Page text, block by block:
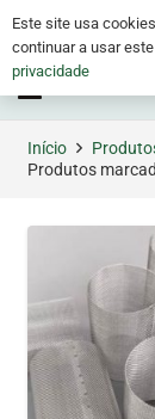
Início
Produtos
Este site usa
continuar a usar
privacidade